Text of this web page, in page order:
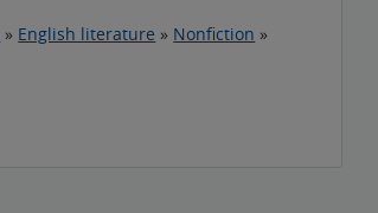
» English literature » Nonfiction »